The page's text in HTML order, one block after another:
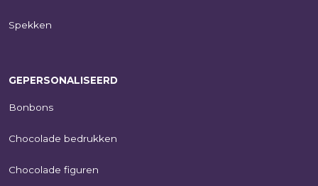
Spekken
GEPERSONALISEERD
Bonbons
Chocolade bedrukken
Chocolade figuren